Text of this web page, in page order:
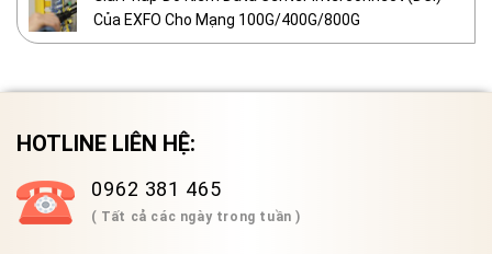
Của EXFO Cho Mạng 100G/400G/800G
HOTLINE LIÊN HỆ:
0962 381 465
( Tất cả các ngày trong tuần )